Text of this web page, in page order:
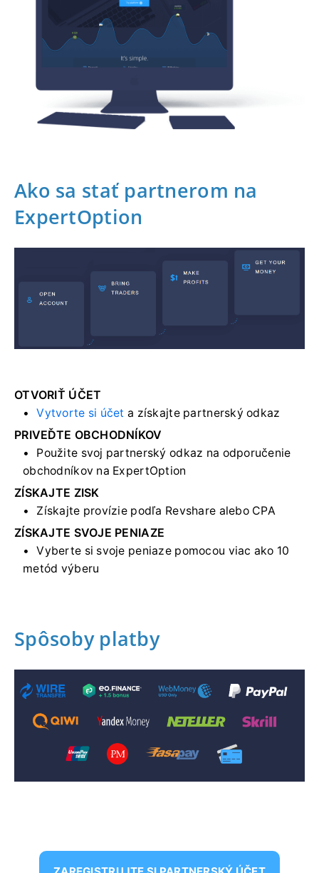
Ako sa stať partnerom na
ExpertOption
OTVORIŤ ÚČET
Vytvorte si účet a získajte partnerský odkaz
PRIVEĎTE OBCHODNÍKOV
Použite svoj partnerský odkaz na odporučenie
obchodníkov na ExpertOption
ZÍSKAJTE ZISK
Získajte provízie podľa Revshare alebo CPA
ZÍSKAJTE SVOJE PENIAZE
Vyberte si svoje peniaze pomocou viac ako 10
metód výberu
Spôsoby platby